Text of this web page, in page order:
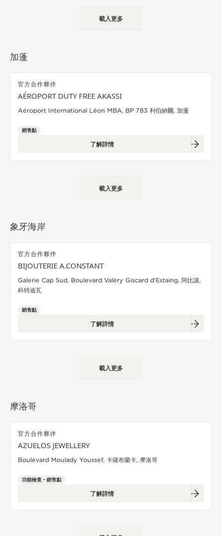
載入更多
加蓬
官方合作夥伴
AÉROPORT DUTY FREE AKASSI
Aéroport International Léon MBA, BP 783 利伯納爾, 加蓬
銷售點
了解詳情
載入更多
象牙海岸
官方合作夥伴
BIJOUTERIE A.CONSTANT
Galerie Cap Sud, Boulevard Valéry Giscard d’Estaing, 阿比讓,
科特迪瓦
銷售點
了解詳情
載入更多
摩洛哥
官方合作夥伴
AZUELOS JEWELLERY
Boulevard Moulady Youssef, 卡薩布蘭卡, 摩洛哥
功能檢查 - 銷售點
了解詳情